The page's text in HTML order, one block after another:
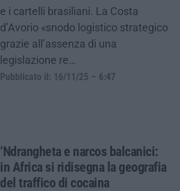
e i cartelli brasiliani. La Costa
d’Avorio «snodo logistico strategico
grazie all’assenza di una
legislazione re…
Pubblicato il: 16/11/25 – 6:47
‘Ndrangheta e narcos balcanici:
in Africa si ridisegna la geografia
del traffico di cocaina